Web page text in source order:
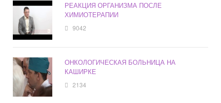
РЕАКЦИЯ ОРГАНИЗМА ПОСЛЕ
ХИМИОТЕРАПИИ
9042
ОНКОЛОГИЧЕСКАЯ БОЛЬНИЦА НА
КАШИРКЕ
2134